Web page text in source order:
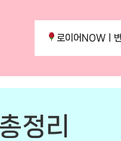
로이어NOWㅣ
정리